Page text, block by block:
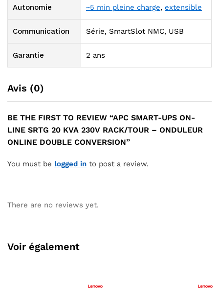
Autonomie ~5 min pleine charge, extensible
Communication Série, SmartSlot NMC, USB
Garantie 2 ans
Avis (0)
BE THE FIRST TO REVIEW “APC SMART-UPS ON-
LINE SRTG 20 KVA 230V RACK/TOUR – ONDULEUR
ONLINE DOUBLE CONVERSION”
You must be logged in to post a review.
There are no reviews yet.
Voir également